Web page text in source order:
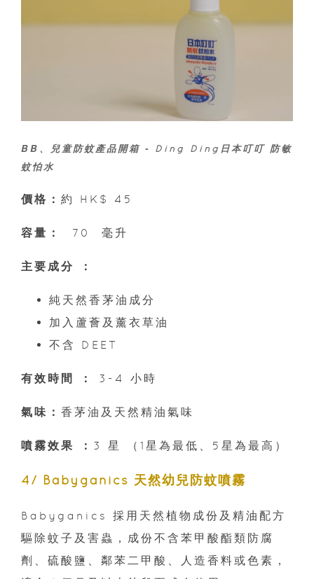
BB、兒童防蚊產品開箱 -
Ding Ding日本叮叮 防敏
蚊怕水
價格： 約 HK$ 45
容量： 70 毫升
主要成分 ：
純天然香茅油成分
加入蘆薈及薰衣草油
不含 DEET
有效時間 ： 3-4 小時
氣味： 香茅油及天然精油氣味
噴霧效果 ： 3 星 （1星為最低、5星為最高）
4/ Babyganics 天然幼兒防蚊噴霧
Babyganics 採用天然植物成份及精油配方
驅除蚊子及害蟲，成份不含苯甲酸酯類防腐
劑、硫酸鹽、鄰苯二甲酸、人造香料或色素，